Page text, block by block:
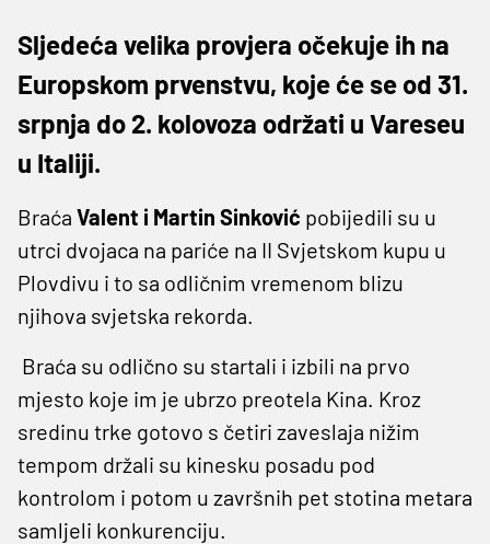
Sljedeća velika provjera očekuje ih na
Europskom prvenstvu, koje će se od 31.
srpnja do 2. kolovoza održati u Vareseu
u Italiji.
Braća Valent i Martin Sinković pobijedili su u
utrci dvojaca na pariće na II Svjetskom kupu u
Plovdivu i to sa odličnim vremenom blizu
njihova svjetska rekorda.
Braća su odlično su startali i izbili na prvo
mjesto koje im je ubrzo preotela Kina. Kroz
sredinu trke gotovo s četiri zaveslaja nižim
tempom držali su kinesku posadu pod
kontrolom i potom u završnih pet stotina metara
samljeli konkurenciju.